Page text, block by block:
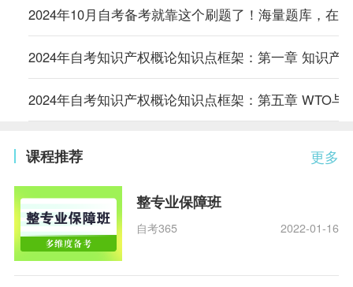
2024年10月自考备考就靠这个刷题了！海量题库，在
2024年自考知识产权概论知识点框架：第一章 知识产
2024年自考知识产权概论知识点框架：第五章 WTO与
更多
课程推荐
整专业保障班
自考365 2022-01-16